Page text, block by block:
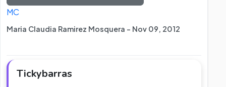
MC
Maria Claudia Ramirez Mosquera - Nov 09, 2012
Tickybarras